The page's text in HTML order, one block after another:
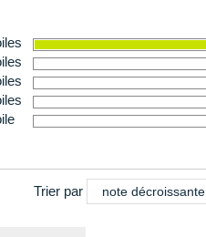
Trier par note décroissante